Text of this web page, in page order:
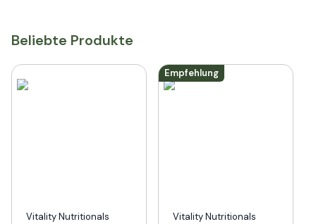
Beliebte Produkte
Vitality Nutritionals
Empfehlung
Vitality Nutritionals